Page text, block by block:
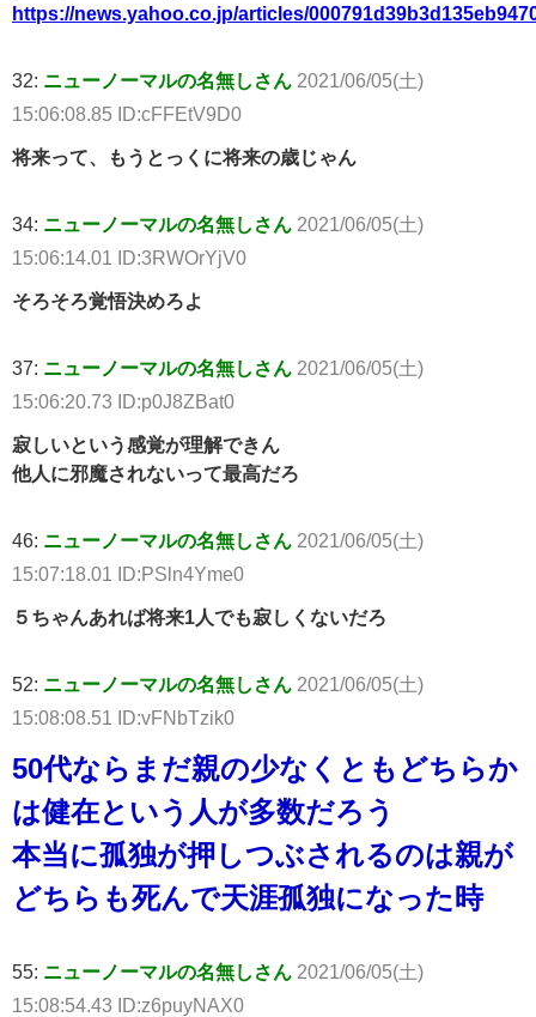
https://news.yahoo.co.jp/articles/
32: ニューノーマルの名無しさん 2021/06/05(土)
15:06:08.85 ID:cFFEtV9D0
将来って、もうとっくに将来の歳じゃん
34: ニューノーマルの名無しさん 2021/06/05(土)
15:06:14.01 ID:3RWOrYjV0
そろそろ覚悟決めろよ
37: ニューノーマルの名無しさん 2021/06/05(土)
15:06:20.73 ID:p0J8ZBat0
寂しいという感覚が理解できん
他人に邪魔されないって最高だろ
46: ニューノーマルの名無しさん 2021/06/05(土)
15:07:18.01 ID:PSln4Yme0
５ちゃんあれば将来1人でも寂しくないだろ
52: ニューノーマルの名無しさん 2021/06/05(土)
15:08:08.51 ID:vFNbTzik0
50代ならまだ親の少なくともどちらか
は健在という人が多数だろう
本当に孤独が押しつぶされるのは親が
どちらも死んで天涯孤独になった時
55: ニューノーマルの名無しさん 2021/06/05(土)
15:08:54.43 ID:z6puyNAX0